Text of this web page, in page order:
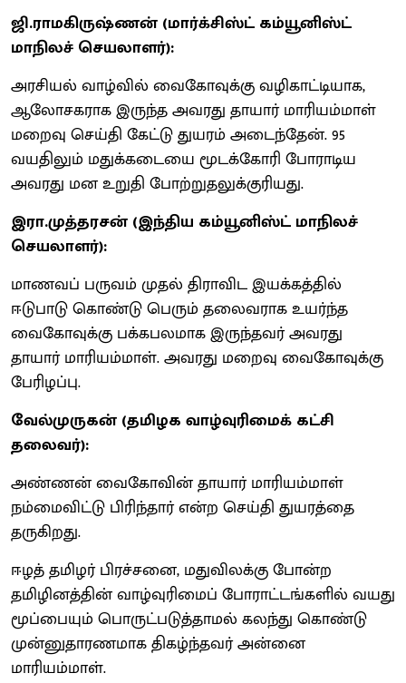
ஜி.ராமகிருஷ்ணன் (மார்க்சிஸ்ட் கம்யூனிஸ்ட்
மாநிலச் செயலாளர்):
அரசியல் வாழ்வில் வைகோவுக்கு வழிகாட்டியாக,
ஆலோசகராக இருந்த அவரது தாயார் மாரியம்மாள்
மறைவு செய்தி கேட்டு துயரம் அடைந்தேன். 95
வயதிலும் மதுக்கடையை மூடக்கோரி போராடிய
அவரது மன உறுதி போற்றுதலுக்குரியது.
இரா.முத்தரசன் (இந்திய கம்யூனிஸ்ட் மாநிலச்
செயலாளர்):
மாணவப் பருவம் முதல் திராவிட இயக்கத்தில்
ஈடுபாடு கொண்டு பெரும் தலைவராக உயர்ந்த
வைகோவுக்கு பக்கபலமாக இருந்தவர் அவரது
தாயார் மாரியம்மாள். அவரது மறைவு வைகோவுக்கு
பேரிழப்பு.
வேல்முருகன் (தமிழக வாழ்வுரிமைக் கட்சி
தலைவர்):
அண்ணன் வைகோவின் தாயார் மாரியம்மாள்
நம்மைவிட்டு பிரிந்தார் என்ற செய்தி துயரத்தை
தருகிறது.
ஈழத் தமிழர் பிரச்சனை, மதுவிலக்கு போன்ற
தமிழினத்தின் வாழ்வுரிமைப் போராட்டங்களில் வயது
மூப்பையும் பொருட்படுத்தாமல் கலந்து கொண்டு
முன்னுதாரணமாக திகழ்ந்தவர் அன்னை
மாரியம்மாள்.